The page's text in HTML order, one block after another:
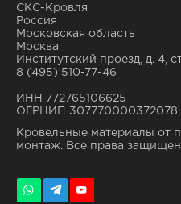
СКС-Кровля
Россия
Московская область
Москва
Институтский проезд, д. 4,
8 (495) 510-77-46
ИНН 772765106625
ОГРНИП 307770000372078
Кровельные материалы от
монтаж. Все права